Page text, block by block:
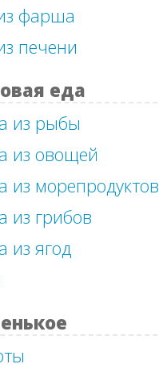
фарша
печени
еда
из рыбы
из овощей
из морепродуктов
из грибов
из ягод